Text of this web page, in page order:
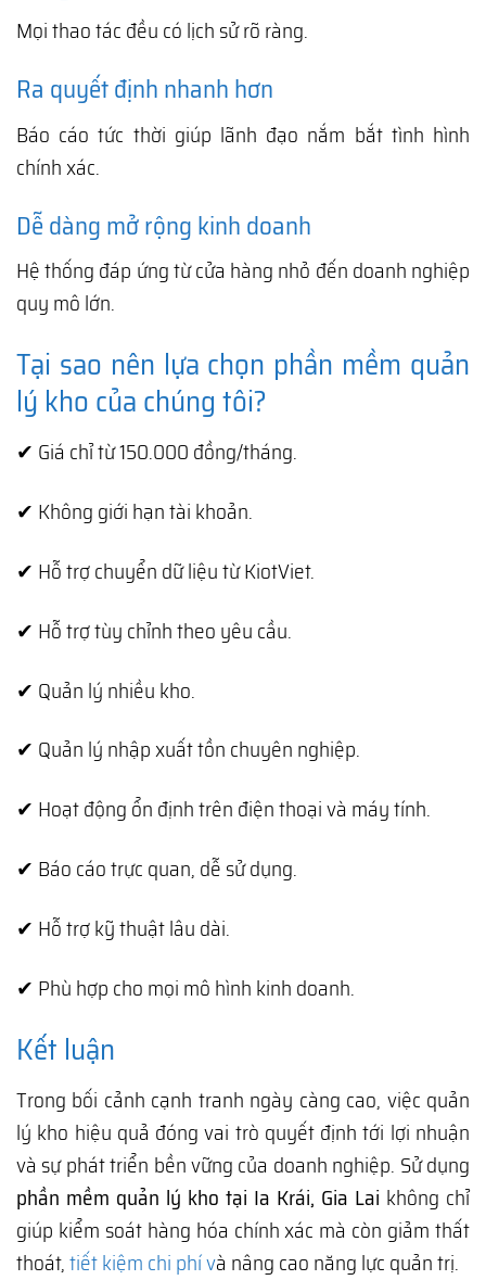
Mọi thao tác đều có lịch sử rõ ràng.
Ra quyết định nhanh hơn
Báo cáo tức thời giúp lãnh đạo nắm bắt tình hình
chính xác.
Dễ dàng mở rộng kinh doanh
Hệ thống đáp ứng từ cửa hàng nhỏ đến doanh nghiệp
quy mô lớn.
Tại sao nên lựa chọn phần mềm quản
lý kho của chúng tôi?
✔ Giá chỉ từ 150.000 đồng/tháng.
✔ Không giới hạn tài khoản.
✔ Hỗ trợ chuyển dữ liệu từ KiotViet.
✔ Hỗ trợ tùy chỉnh theo yêu cầu.
✔ Quản lý nhiều kho.
✔ Quản lý nhập xuất tồn chuyên nghiệp.
✔ Hoạt động ổn định trên điện thoại và máy tính.
✔ Báo cáo trực quan, dễ sử dụng.
✔ Hỗ trợ kỹ thuật lâu dài.
✔ Phù hợp cho mọi mô hình kinh doanh.
Kết luận
Trong bối cảnh cạnh tranh ngày càng cao, việc quản
lý kho hiệu quả đóng vai trò quyết định tới lợi nhuận
và sự phát triển bền vững của doanh nghiệp. Sử dụng
phần mềm quản lý kho tại Ia Krái, Gia Lai không chỉ
giúp kiểm soát hàng hóa chính xác mà còn giảm thất
thoát,tiết kiệm chi phí và nâng cao năng lực quản trị.